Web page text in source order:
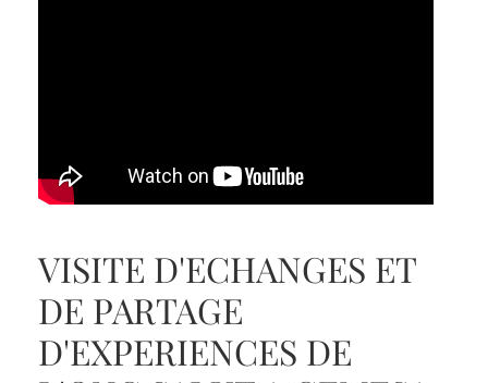
VISITE D'ECHANGES ET
DE PARTAGE
D'EXPERIENCES DE